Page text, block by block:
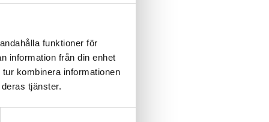
funktioner för
information från din enhet
kombinera informationen
tjänster.